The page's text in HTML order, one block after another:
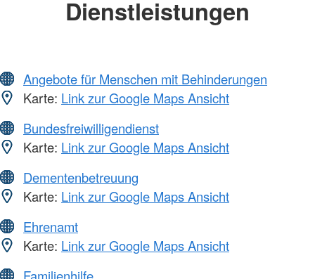
Dienstleistungen
Angebote für Menschen mit Behinderungen
Karte: Link zur Google Maps Ansicht
Bundesfreiwilligendienst
Karte: Link zur Google Maps Ansicht
Dementenbetreuung
Karte: Link zur Google Maps Ansicht
Ehrenamt
Karte: Link zur Google Maps Ansicht